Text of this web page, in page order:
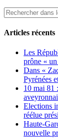
Articles récents
Les
prône «
Dans «
Pyrénées
10 mai 81
Elections
réélue
Haute-
nouvelle